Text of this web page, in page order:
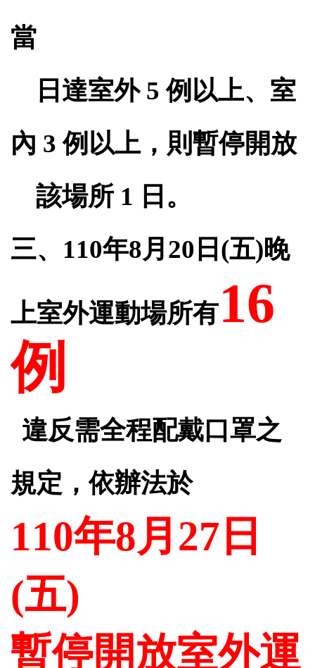
當
日達室外 5例以上、室
內 3例以上，則暫停開放
該場所 1 日。
三、 110年8月 20 日 (五)晚
上室外運動場所有16
例
違反需全程配戴口罩之
規定，依辦法於
110年8月27 日
(五)
暫停開放室外運